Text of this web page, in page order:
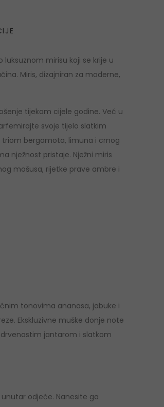
mirisu koji se krije u
Miris, dizajniran za moderne,
tijekom cijele godine. Već u
svoje tijelo slatkim
bergamota, limuna i crnog
nježnost pristaje. Nježni miris
mošusa, rijetke prave ambre i
tonovima ananasa, jabuke i
Ekskluzivne muške donje note
jantarom i slatkom
odjeće. Nanesite ga